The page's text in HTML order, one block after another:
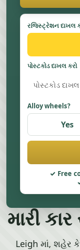
રજિસ્ટ્રેશન દાખલ
પોસ્ટકોડ દાખલ કરો
Alloy wheels?
Yes
Free
મારી
Leigh માં, શહેર